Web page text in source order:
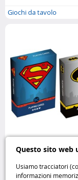
Questo sito web
Usiamo tracciatori
informazioni
Giochi da tavolo
Set di Carte Batman &
doppio divertimento in
Comics DC